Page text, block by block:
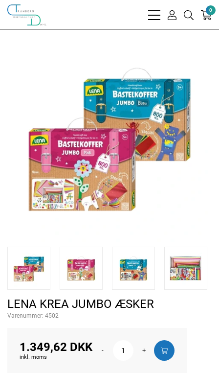
bars
user
search
0
LENA KREA JUMBO ÆSKER
Varenummer: 4502
1.349,62 DKK
inkl. moms
- +